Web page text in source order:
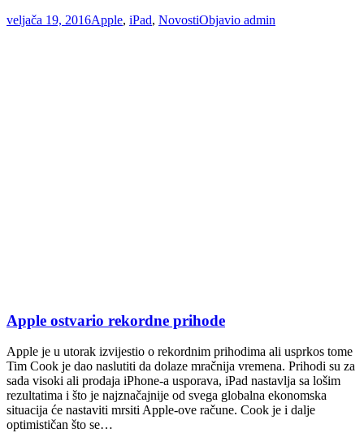
veljača 19, 2016Apple, iPad, NovostiObjavio admin
Apple ostvario rekordne prihode
Apple je u utorak izvijestio o rekordnim prihodima ali usprkos tome
Tim Cook je dao naslutiti da dolaze mračnija vremena. Prihodi su za
sada visoki ali prodaja iPhone-a usporava, iPad nastavlja sa lošim
rezultatima i što je najznačajnije od svega globalna ekonomska
situacija će nastaviti mrsiti Apple-ove račune. Cook je i dalje
optimističan što se…